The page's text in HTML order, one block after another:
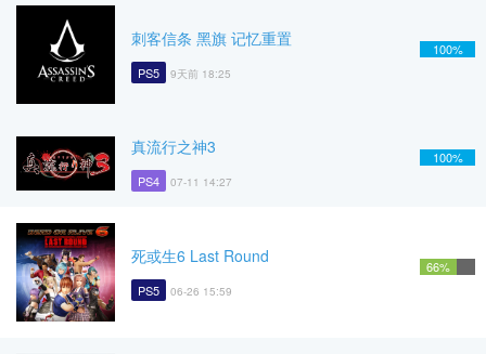
刺客信条 黑旗 记忆重置
PS5 9天前 18:25
100%
真流行之神3
PS4 07-11 14:27
100%
死或生6 Last Round
PS5 06-26 15:59
66%